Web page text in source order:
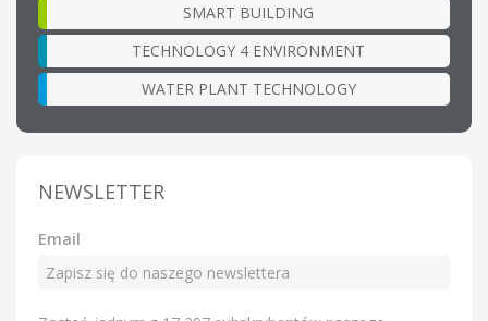
SMART BUILDING
TECHNOLOGY 4 ENVIRONMENT
WATER PLANT TECHNOLOGY
NEWSLETTER
Email